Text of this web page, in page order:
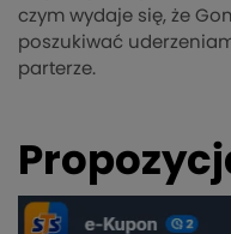
czym wydaje się, że
poszukiwać
parterze.